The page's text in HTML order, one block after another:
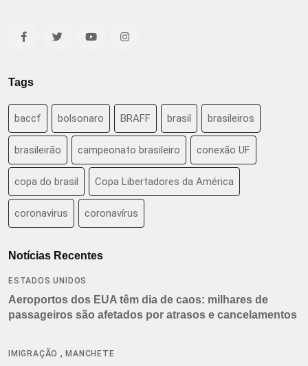
Tags
baccf bolsonaro BRAFF brasil brasileiros
brasileirão campeonato brasileiro conexão UF
copa do brasil Copa Libertadores da América
coronavirus coronavírus
Notícias Recentes
ESTADOS UNIDOS
Aeroportos dos EUA têm dia de caos: milhares de
passageiros são afetados por atrasos e cancelamentos
IMIGRAÇÃO ,MANCHETE